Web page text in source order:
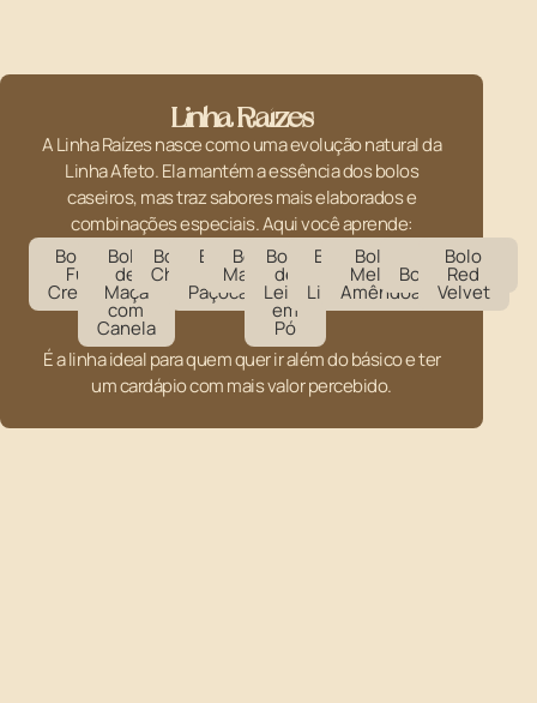
Linha Raízes
A Linha Raízes nasce como uma evolução natural da
Linha Afeto. Ela mantém a essência dos bolos
caseiros, mas traz sabores mais elaborados e
combinações especiais. Aqui você aprende:
Bolo de
Fubá
Cremoso
Bolo
de
Maçã
com
Canela
Bolo de
Churros
Bolo
de
Paçoca
Bolo de
Mandioca
Bolo
de
Leite
em
Pó
Bolo
Limão
Bolo de
Mel com
Amêndoas
Bolo
Bombocado
Bolo
Red
Velvet
É a linha ideal para quem quer ir além do básico e ter
um cardápio com mais valor percebido.